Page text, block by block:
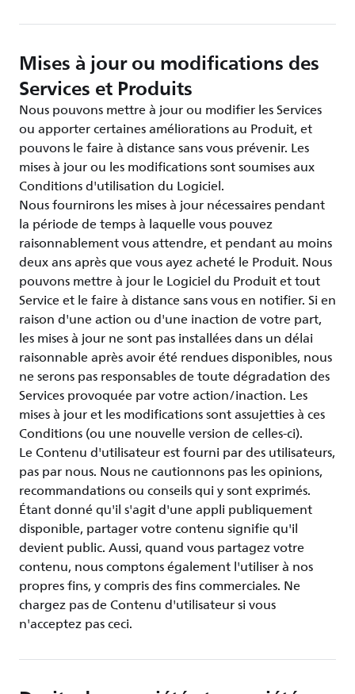
Mises à jour ou modifications des
Services et Produits
Nous pouvons mettre à jour ou modifier les Services
ou apporter certaines améliorations au Produit, et
pouvons le faire à distance sans vous prévenir. Les
mises à jour ou les modifications sont soumises aux
Conditions d'utilisation du Logiciel.
Nous fournirons les mises à jour nécessaires pendant
la période de temps à laquelle vous pouvez
raisonnablement vous attendre, et pendant au moins
deux ans après que vous ayez acheté le Produit. Nous
pouvons mettre à jour le Logiciel du Produit et tout
Service et le faire à distance sans vous en notifier. Si en
raison d'une action ou d'une inaction de votre part,
les mises à jour ne sont pas installées dans un délai
raisonnable après avoir été rendues disponibles, nous
ne serons pas responsables de toute dégradation des
Services provoquée par votre action/inaction. Les
mises à jour et les modifications sont assujetties à ces
Conditions (ou une nouvelle version de celles-ci).
Le Contenu d'utilisateur est fourni par des utilisateurs,
pas par nous. Nous ne cautionnons pas les opinions,
recommandations ou conseils qui y sont exprimés.
Étant donné qu'il s'agit d'une appli publiquement
disponible, partager votre contenu signifie qu'il
devient public. Aussi, quand vous partagez votre
contenu, nous comptons également l'utiliser à nos
propres fins, y compris des fins commerciales. Ne
chargez pas de Contenu d'utilisateur si vous
n'acceptez pas ceci.